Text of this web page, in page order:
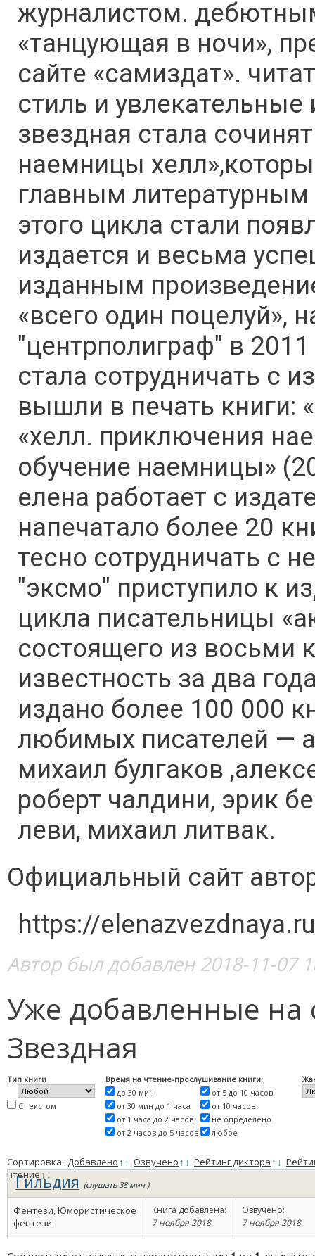
журналистом.
«танцующая в ночи»,
сайте «самиздат».
стиль и
звездная стала
наемницы
главным литературным
этого цикла стали
издается и весьма
изданным
«всего один поцелуй»,
"центрполиграф" в
стала сотрудничать с
вышли в печать книги:
«хелл. приключения
обучение наемницы»
елена работает с
напечатало более 20
тесно сотрудничать с
"эксмо" приступило к
цикла писательницы
состоящего из восьми
известность за два
издано более 100 000
любимых писателей —
михаил булгаков
роберт чалдини, эрик
леви, михаил литвак.
Официальный сайт
https://
Автор был добавлен 2018-11-07
Уже добавленные на
Звездная
Тип книги
С текстом
Время на чтение-прослушивание книги:
до 30 мин
от 30 мин до 1 часа
от 1 часа до 2 часов
от 2 часов до 5 часов
от 5 до 10 часов
от 10 часов
не определено
любое
Сортировка: Добавлено↑ ↓ Озвучено↑ ↓ Рейтинг диктора↑ ↓
чтение↑↓
Гильдия (слушать 38 мин.)
Фентези, Юмористическое
фентези
Книга добавлена:
7 ноября 2018
Озвучено:
7 ноября 2018